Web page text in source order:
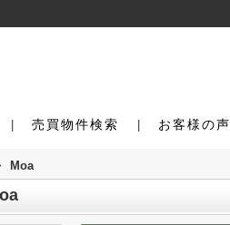
売買物件検索 お客様の声
Moa